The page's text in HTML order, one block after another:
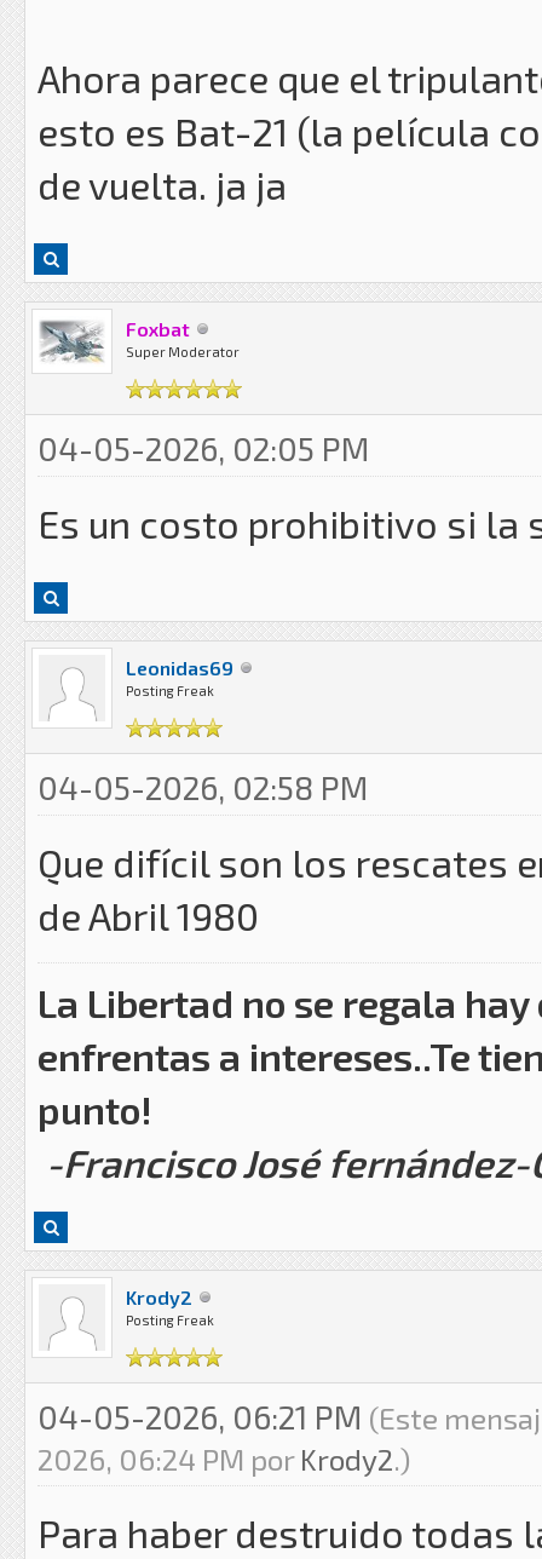
Ahora parece que el
esto es Bat-21 (la película
de vuelta. ja ja
Foxbat
Super Moderator
04-05-2026, 02:05 PM
Es un costo prohibitivo si la
Leonidas69
Posting Freak
04-05-2026, 02:58 PM
Que difícil son los rescates
de Abril 1980
La Libertad no se regala
enfrentas a intereses..Te
punto!
-Francisco José
Krody2
Posting Freak
04-05-2026, 06:21 PM (Este
2026, 06:24 PM por Krody2.)
Para haber destruido todas